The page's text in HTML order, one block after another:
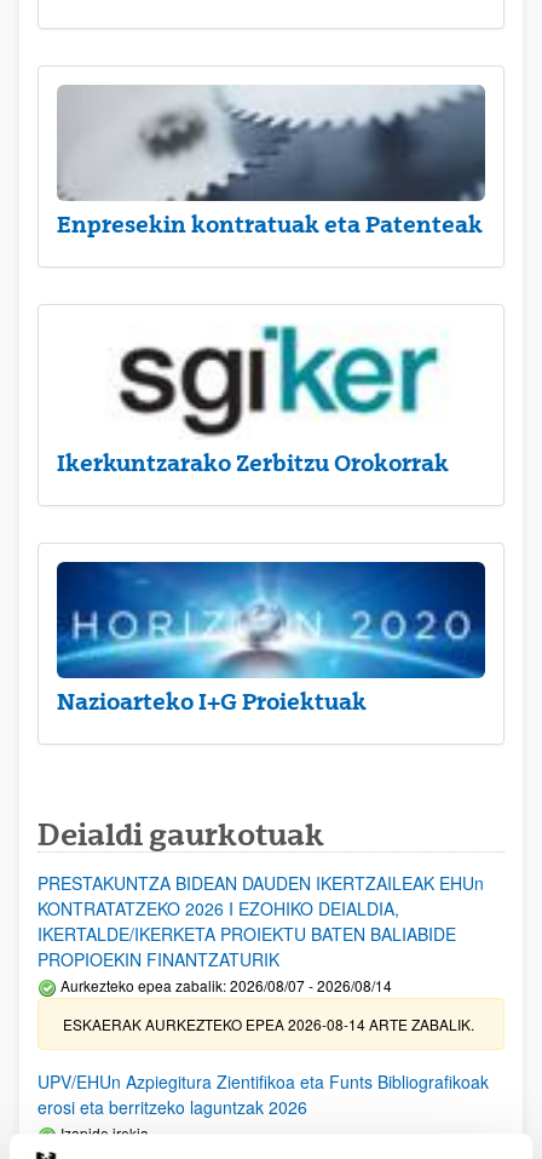
Enpresekin kontratuak eta Patenteak
Ikerkuntzarako Zerbitzu Orokorrak
Nazioarteko I+G Proiektuak
Deialdi gaurkotuak
PRESTAKUNTZA BIDEAN DAUDEN IKERTZAILEAK EHUn
KONTRATATZEKO 2026 I EZOHIKO DEIALDIA,
IKERTALDE/IKERKETA PROIEKTU BATEN BALIABIDE
PROPIOEKIN FINANTZATURIK
Aurkezteko epea zabalik: 2026/08/07 - 2026/08/14
ESKAERAK AURKEZTEKO EPEA 2026-08-14 ARTE ZABALIK.
UPV/EHUn Azpiegitura Zientifikoa eta Funts Bibliografikoak
erosi eta berritzeko laguntzak 2026
Izapide irekia